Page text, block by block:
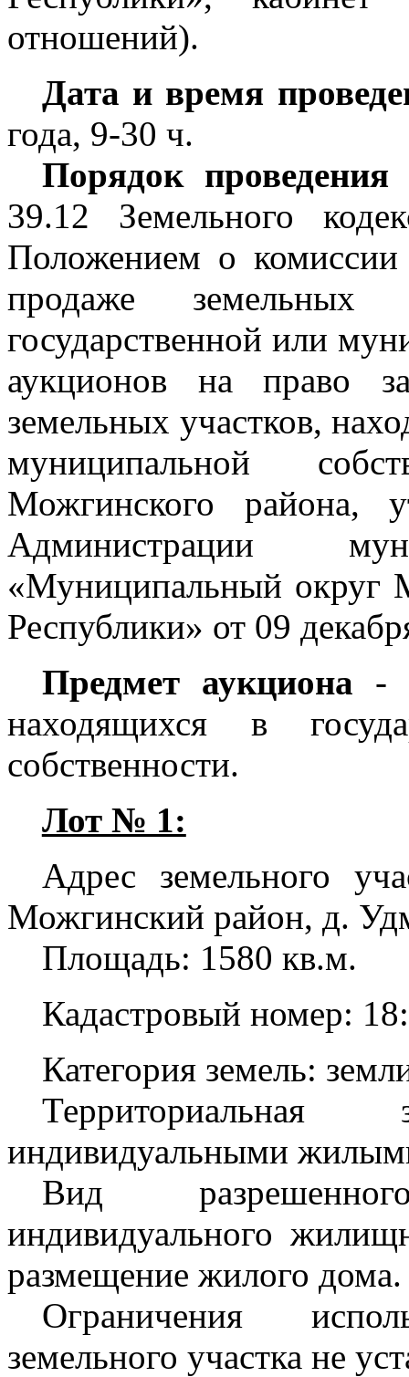
отношений).
Дата и время
года, 9-30 ч.
Порядок проведения
39.12 Земельного
Положением о
продаже земельных
государственной или
аукционов на право
земельных участков,
муниципальной
Можгинского района,
Администрации
«Муниципальный округ
Республики» от 09
Предмет аукциона -
находящихся в
собственности.
Лот № 1:
Адрес земельного
Можгинский район, д.
Площадь: 1580 кв.м.
Кадастровый номер:
Категория земель:
индивидуальными
Вид
индивидуального
размещение жилого дома.
Ограничения
земельного участка не